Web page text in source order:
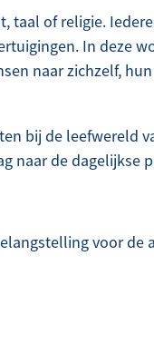
taal of religie.
In deze
naar zichzelf,
bij de leefwereld
naar de dagelijkse
voor de